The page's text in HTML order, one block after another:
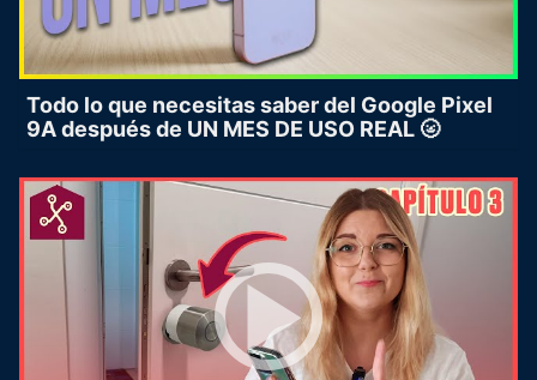
Todo lo que necesitas saber del Google Pixel
9A después de UN MES DE USO REAL 🌝